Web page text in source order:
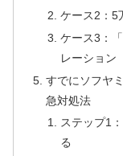
ケース2：5
ケース3：
レーション
すでにソフヤ
急対処法
ステップ1
る